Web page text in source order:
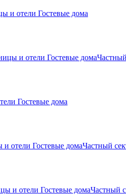
и отели Гостевые дома
и отели Гостевые дома
Гостевые дома
и отели Гостевые домаЧастный
и отели Гостевые домаЧастный